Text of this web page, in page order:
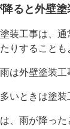
降ると外壁
装工事は、
りすることも
は外壁塗装工
いときは塗装
、雨が降っ